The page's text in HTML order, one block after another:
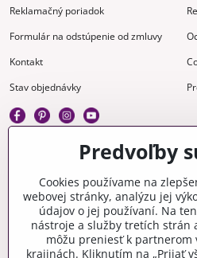
Reklamačný poriadok
Formulár na odstúpenie od zmluvy
Kontakt
Stav objednávky
Gravírovanie
Videonávody
Predvoľby
Cookies používame na
webovej stránky, analýzu jej
údajov o jej používaní. Na
nástroje a služby tretích strán
môžu preniesť k partnerom
krajinách. Kliknutím na „Prijať